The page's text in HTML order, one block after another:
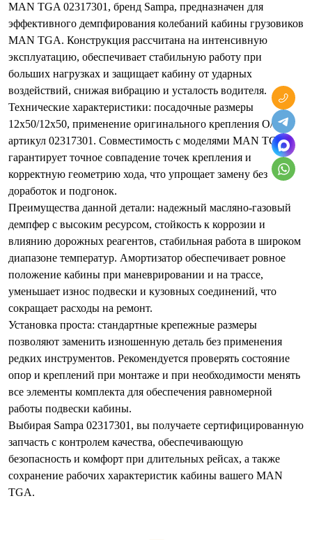
MAN TGA 02317301, бренд Sampa, предназначен для
эффективного демпфирования колебаний кабины грузовиков
MAN TGA. Конструкция рассчитана на интенсивную
эксплуатацию, обеспечивает стабильную работу при
больших нагрузках и защищает кабину от ударных
воздействий, снижая вибрацию и усталость водителя.
Технические характеристики: посадочные размеры
12x50/12x50, применение оригинального крепления O/O,
артикул 02317301. Совместимость с моделями MAN TGA
гарантирует точное совпадение точек крепления и
корректную геометрию хода, что упрощает замену без
доработок и подгонок.
Преимущества данной детали: надежный масляно-газовый
демпфер с высоким ресурсом, стойкость к коррозии и
влиянию дорожных реагентов, стабильная работа в широком
диапазоне температур. Амортизатор обеспечивает ровное
положение кабины при маневрировании и на трассе,
уменьшает износ подвески и кузовных соединений, что
сокращает расходы на ремонт.
Установка проста: стандартные крепежные размеры
позволяют заменить изношенную деталь без применения
редких инструментов. Рекомендуется проверять состояние
опор и креплений при монтаже и при необходимости менять
все элементы комплекта для обеспечения равномерной
работы подвески кабины.
Выбирая Sampa 02317301, вы получаете сертифицированную
запчасть с контролем качества, обеспечивающую
безопасность и комфорт при длительных рейсах, а также
сохранение рабочих характеристик кабины вашего MAN
TGA.